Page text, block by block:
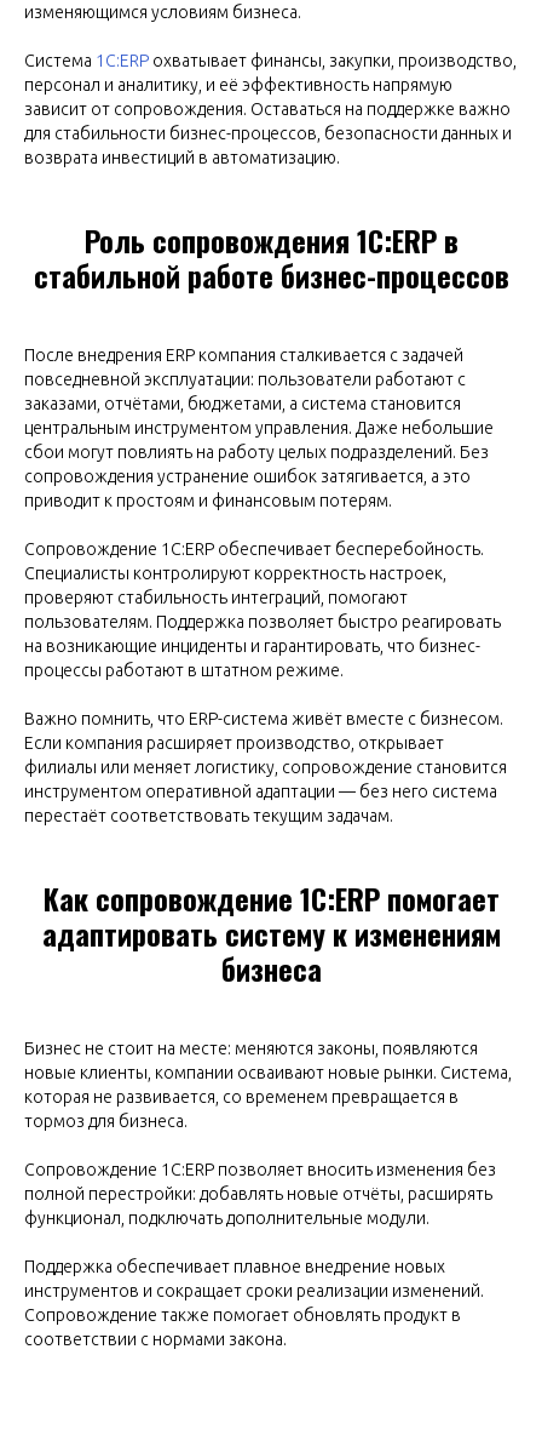
изменяющимся условиям бизнеса.
Система 1С:ERP охватывает финансы, закупки, производство,
персонал и аналитику, и её эффективность напрямую
зависит от сопровождения. Оставаться на поддержке важно
для стабильности бизнес-процессов, безопасности данных и
возврата инвестиций в автоматизацию.
Роль сопровождения 1С:ERP в
стабильной работе бизнес-процессов
После внедрения ERP компания сталкивается с задачей
повседневной эксплуатации: пользователи работают с
заказами, отчётами, бюджетами, а система становится
центральным инструментом управления. Даже небольшие
сбои могут повлиять на работу целых подразделений. Без
сопровождения устранение ошибок затягивается, а это
приводит к простоям и финансовым потерям.
Сопровождение 1С:ERP обеспечивает бесперебойность.
Специалисты контролируют корректность настроек,
проверяют стабильность интеграций, помогают
пользователям. Поддержка позволяет быстро реагировать
на возникающие инциденты и гарантировать, что бизнес-
процессы работают в штатном режиме.
Важно помнить, что ERP-система живёт вместе с бизнесом.
Если компания расширяет производство, открывает
филиалы или меняет логистику, сопровождение становится
инструментом оперативной адаптации — без него система
перестаёт соответствовать текущим задачам.
Как сопровождение 1С:ERP помогает
адаптировать систему к изменениям
бизнеса
Бизнес не стоит на месте: меняются законы, появляются
новые клиенты, компании осваивают новые рынки. Система,
которая не развивается, со временем превращается в
тормоз для бизнеса.
Сопровождение 1С:ERP позволяет вносить изменения без
полной перестройки: добавлять новые отчёты, расширять
функционал, подключать дополнительные модули.
Поддержка обеспечивает плавное внедрение новых
инструментов и сокращает сроки реализации изменений.
Сопровождение также помогает обновлять продукт в
соответствии с нормами закона.